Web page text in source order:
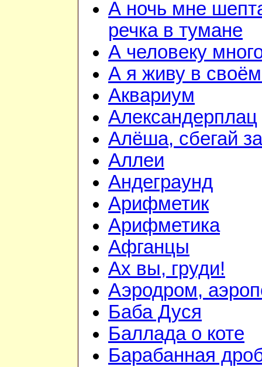
А ночь мне
речка в тумане
А человеку
А я живу в своём
Аквариум
Александерплац
Алёша, сбегай
Аллеи
Андеграунд
Арифметик
Арифметика
Афганцы
Ах вы, груди!
Аэродром,
Баба Дуся
Баллада о коте
Барабанная